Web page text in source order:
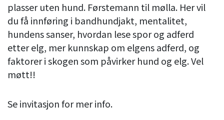
plasser uten hund. Førstemann til mølla. Her vil
du få innføring i bandhundjakt, mentalitet,
hundens sanser, hvordan lese spor og adferd
etter elg, mer kunnskap om elgens adferd, og
faktorer i skogen som påvirker hund og elg. Vel
møtt!!
Se invitasjon for mer info.